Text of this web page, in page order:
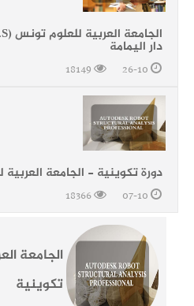
دار اليمامة
دورة تكوينية - الجامعة العربية
الجامعة
تكوينية